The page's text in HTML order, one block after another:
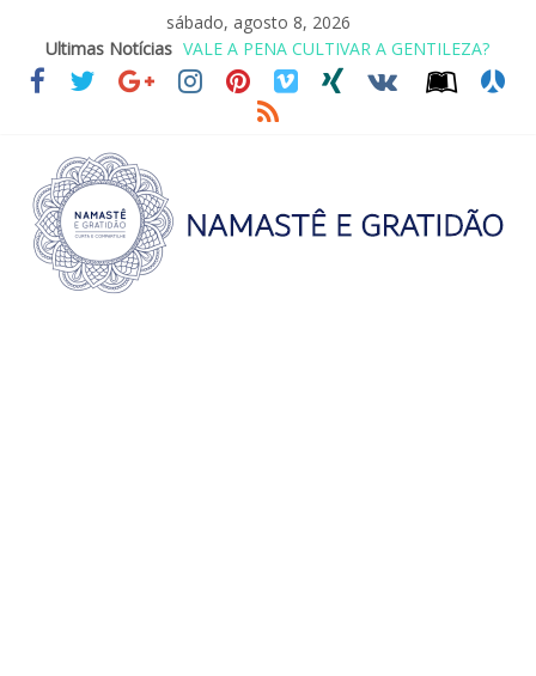
sábado, agosto 8, 2026
Ultimas Notícias
VALE A PENA CULTIVAR A GENTILEZA?
REINVENTANDO A VIDA AOS 70 ANOS
LEI DO RETORNO
O ATO DE ABRAÇAR